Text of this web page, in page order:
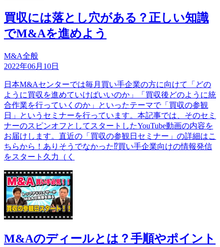
買収には落とし穴がある？正しい知識
でM&Aを進めよう
M&A全般
2022年06月10日
日本M&Aセンターでは毎月買い手企業の方に向けて「どの
ように買収を進めていけばいいのか」「買収後どのように統
合作業を行っていくのか」といったテーマで「買収の参観
日」というセミナーを行っています。本記事では、そのセミ
ナーのスピンオフとしてスタートしたYouTube動画の内容を
お届けします。直近の「買収の参観日セミナー」の詳細はこ
ちらから！ありそうでなかった⁉買い手企業向けの情報発信
をスタート久力（く
M&Aのディールとは？手順やポイント